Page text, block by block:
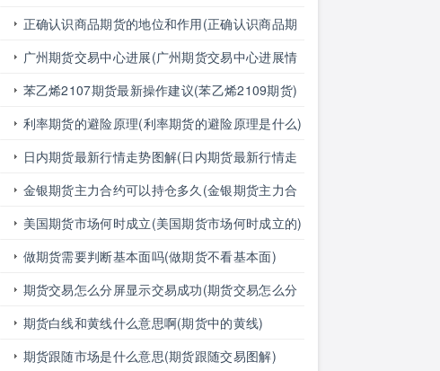
正确认识商品期货的地位和作用(正确认识商品期
货的地位和作用是什么)
广州期货交易中心进展(广州期货交易中心进展情
况)
苯乙烯2107期货最新操作建议(苯乙烯2109期货)
利率期货的避险原理(利率期货的避险原理是什么)
日内期货最新行情走势图解(日内期货最新行情走
势图解分析)
金银期货主力合约可以持仓多久(金银期货主力合
约可以持仓多久啊)
美国期货市场何时成立(美国期货市场何时成立的)
做期货需要判断基本面吗(做期货不看基本面)
期货交易怎么分屏显示交易成功(期货交易怎么分
屏显示交易成功了)
期货白线和黄线什么意思啊(期货中的黄线)
期货跟随市场是什么意思(期货跟随交易图解)